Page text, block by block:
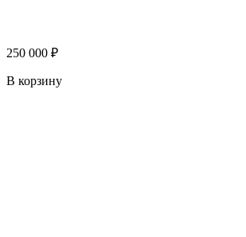
250 000 ₽
В корзину